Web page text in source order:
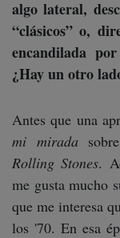
algo lateral,
“clásicos” o,
encandilada
¿Hay un otro
Antes que una
mi miradasobre
Rolling Stones.
me gusta mucho
que me interesa
los '70. En esa